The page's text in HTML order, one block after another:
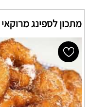
מתכון לספינג